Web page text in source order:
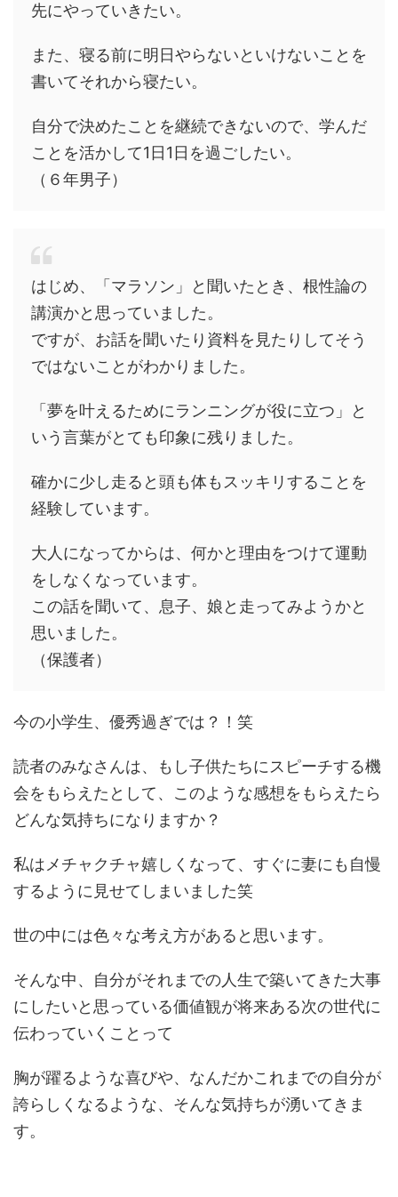
先にやっていきたい。
また、寝る前に明日やらないといけないことを
書いてそれから寝たい。
自分で決めたことを継続できないので、学んだ
ことを活かして1日1日を過ごしたい。
（６年男子）
はじめ、「マラソン」と聞いたとき、根性論の
講演かと思っていました。
ですが、お話を聞いたり資料を見たりしてそう
ではないことがわかりました。
「夢を叶えるためにランニングが役に立つ」と
いう言葉がとても印象に残りました。
確かに少し走ると頭も体もスッキリすることを
経験しています。
大人になってからは、何かと理由をつけて運動
をしなくなっています。
この話を聞いて、息子、娘と走ってみようかと
思いました。
（保護者）
今の小学生、優秀過ぎでは？！笑
読者のみなさんは、もし子供たちにスピーチする機
会をもらえたとして、このような感想をもらえたら
どんな気持ちになりますか？
私はメチャクチャ嬉しくなって、すぐに妻にも自慢
するように見せてしまいました笑
世の中には色々な考え方があると思います。
そんな中、自分がそれまでの人生で築いてきた大事
にしたいと思っている価値観が将来ある次の世代に
伝わっていくことって
胸が躍るような喜びや、なんだかこれまでの自分が
誇らしくなるような、そんな気持ちが湧いてきま
す。